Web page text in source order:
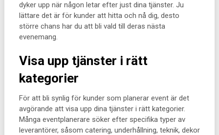
dyker upp när någon letar efter just dina tjänster. Ju
lättare det är för kunder att hitta och nå dig, desto
större chans har du att bli vald till deras nästa
evenemang.
Visa upp tjänster i rätt
kategorier
För att bli synlig för kunder som planerar event är det
avgörande att visa upp dina tjänster i rätt kategorier.
Många eventplanerare söker efter specifika typer av
leverantörer, såsom catering, underhållning, teknik, dekor